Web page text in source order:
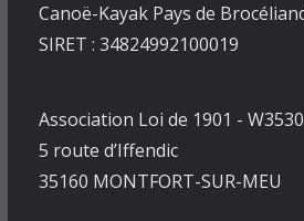
Canoë-Kayak Pays de
SIRET : 34824992100019
Association Loi de 1901 -
5 route d’Iffendic
35160 MONTFORT-SUR-MEU